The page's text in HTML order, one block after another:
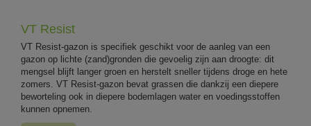
VT Resist
VT Resist-gazon is specifiek geschikt voor de aanleg van een
gazon op lichte (zand)gronden die gevoelig zijn aan droogte: dit
mengsel blijft langer groen en herstelt sneller tijdens droge en hete
zomers. VT Resist-gazon bevat grassen die dankzij een diepere
beworteling ook in diepere bodemlagen water en voedingsstoffen
kunnen opnemen.